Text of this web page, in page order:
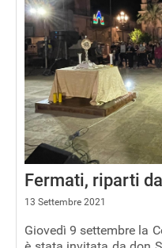
Fermati, riparti
13 Settembre 2021
Giovedì 9 settembre la